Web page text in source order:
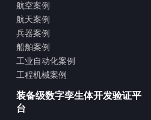
航空案例
航天案例
兵器案例
船舶案例
工业自动化案例
工程机械案例
装备级数字孪生体开发验证平
台